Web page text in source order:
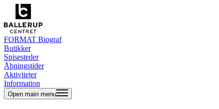
FORMAT Biograf
Butikker
Spisesteder
Åbningstider
Aktiviteter
Information
Open main menu